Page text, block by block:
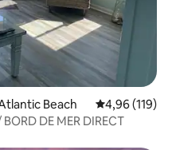
Beach Évaluation
4,96 (119)
DE MER DIRECT